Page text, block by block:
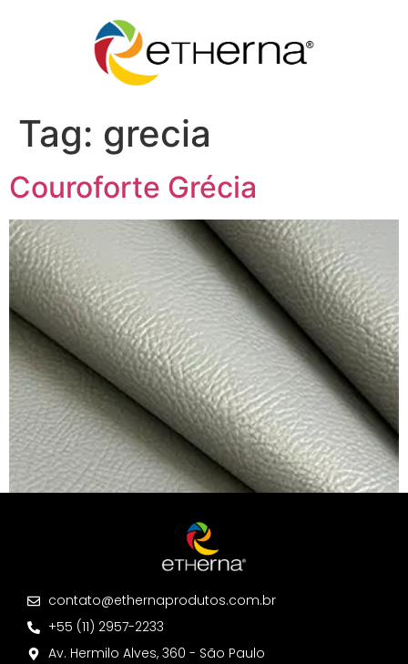
Tag: grecia
Couroforte Grécia
contato@ethernaprodutos.com.br
+55 (11) 2957-2233
Av. Hermilo Alves, 360 - São Paulo